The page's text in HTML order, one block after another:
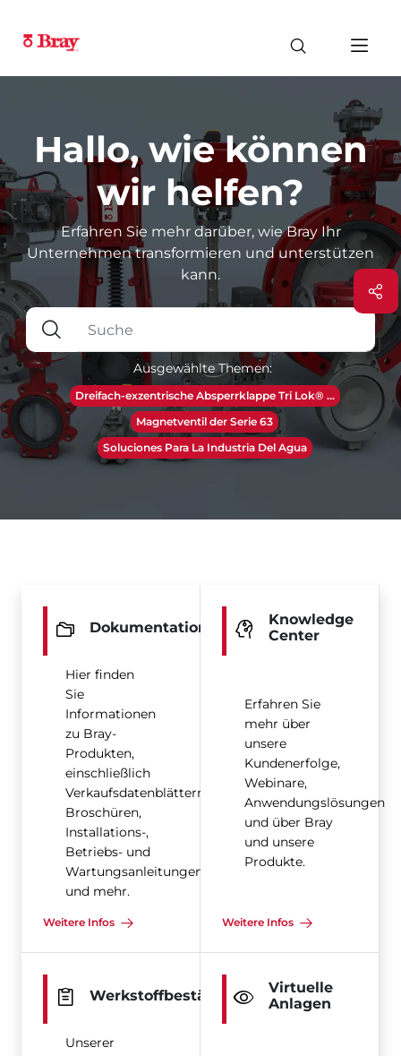
Hallo, wie können
wir helfen?
Erfahren Sie mehr darüber, wie Bray Ihr
Unternehmen transformieren und unterstützen
kann.
Ausgewählte Themen:
Dreifach-exzentrische Absperrklappe Tri Lok® ...
Magnetventil der Serie 63
Soluciones Para La Industria Del Agua
Dokumentation
Hier finden
Sie
Informationen
zu Bray-
Produkten,
einschließlich
Verkaufsdatenblättern,
Broschüren,
Installations-,
Betriebs- und
Wartungsanleitungen
und mehr.
Weitere Infos
Knowledge
Center
Erfahren Sie
mehr über
unsere
Kundenerfolge,
Webinare,
Anwendungslösungen
und über Bray
und unsere
Produkte.
Weitere Infos
Werkstoffbeständigkeit
Unserer
Virtuelle
Anlagen